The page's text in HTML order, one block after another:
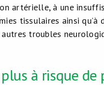
artérielle, à une
tissulaires ainsi qu’à
troubles
à risque de